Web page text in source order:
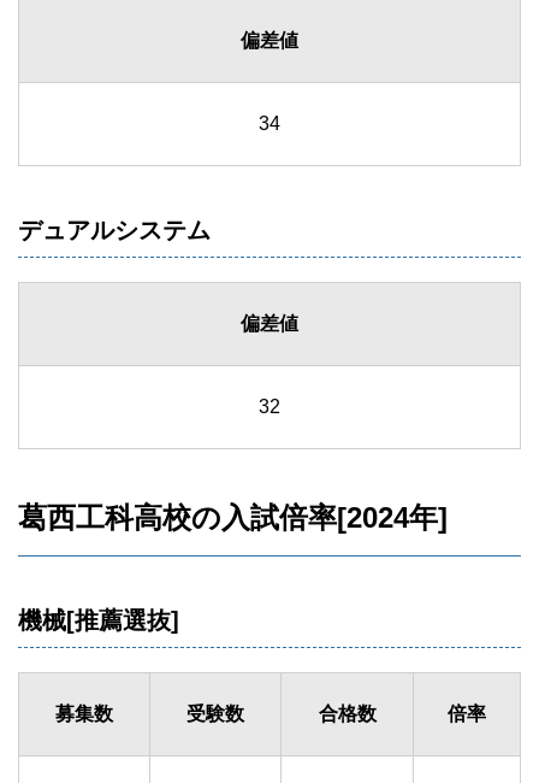
偏差値
34
デュアルシステム
偏差値
32
葛西工科高校の入試倍率[2024年]
機械[推薦選抜]
募集数 受験数 合格数 倍率